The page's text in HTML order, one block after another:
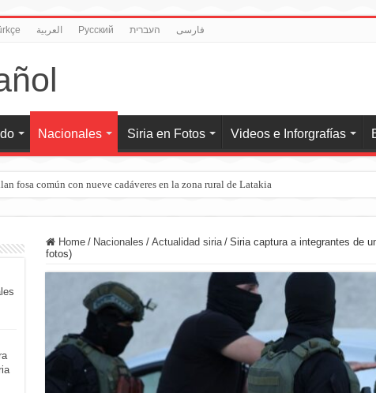
العربية Pусский העברית فارسی
Nacionales Siria en Fotos Videos e Inforgrafías
fosa común con nueve cadáveres en la zona rural de Latakia
Home / Nacionales / Actualidad siria / Siria captura a integrantes de
fotos)